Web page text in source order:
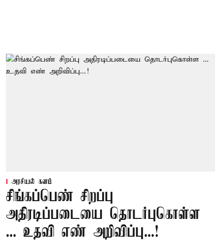
அரசியல் களம்
சிங்கப்பெண் சிறப்பு
அதிரடிப்படையை தொடர்புகொள்ள
... உதவி எண் அறிவிப்பு...!